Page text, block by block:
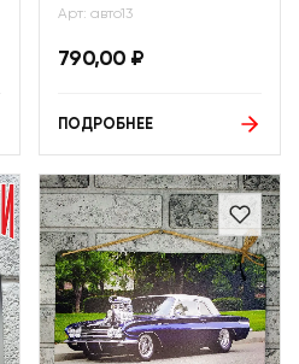
Арт: авто13
790,00 ₽
ПОДРОБНЕЕ